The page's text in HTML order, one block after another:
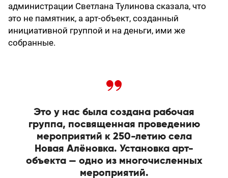
администрации Светлана Тулинова сказала, что
это не памятник, а арт-объект, созданный
инициативной группой и на деньги, ими же
собранные.
Это у нас была создана рабочая
группа, посвященная проведению
мероприятий к 250-летию села
Новая Алёновка. Установка арт-
объекта — одно из многочисленных
мероприятий.